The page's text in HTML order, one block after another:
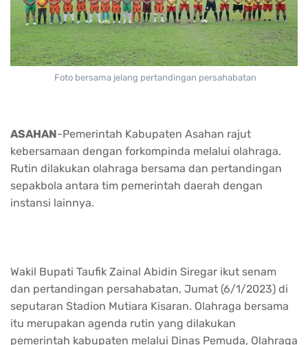
Foto bersama jelang pertandingan persahabatan
ASAHAN-Pemerintah Kabupaten Asahan rajut
kebersamaan dengan forkompinda melalui olahraga.
Rutin dilakukan olahraga bersama dan pertandingan
sepakbola antara tim pemerintah daerah dengan
instansi lainnya.
Wakil Bupati Taufik Zainal Abidin Siregar ikut senam
dan pertandingan persahabatan, Jumat (6/1/2023) di
seputaran Stadion Mutiara Kisaran. Olahraga bersama
itu merupakan agenda rutin yang dilakukan
pemerintah kabupaten melalui Dinas Pemuda, Olahraga